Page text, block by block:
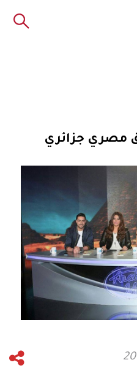
مصري جزائري